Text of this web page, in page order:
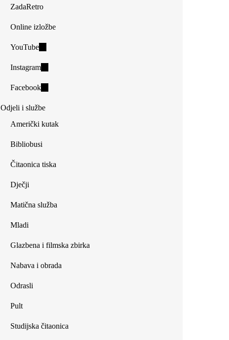
external)
ZadaRetro
Online izložbe
YouTube(link
external)
Instagram(link
external)
Facebook(link
external)
Odjeli i službe
Američki kutak
Bibliobusi
Čitaonica tiska
Dječji
Matična služba
Mladi
Glazbena i filmska zbirka
Nabava i obrada
Odrasli
Pult
Studijska čitaonica